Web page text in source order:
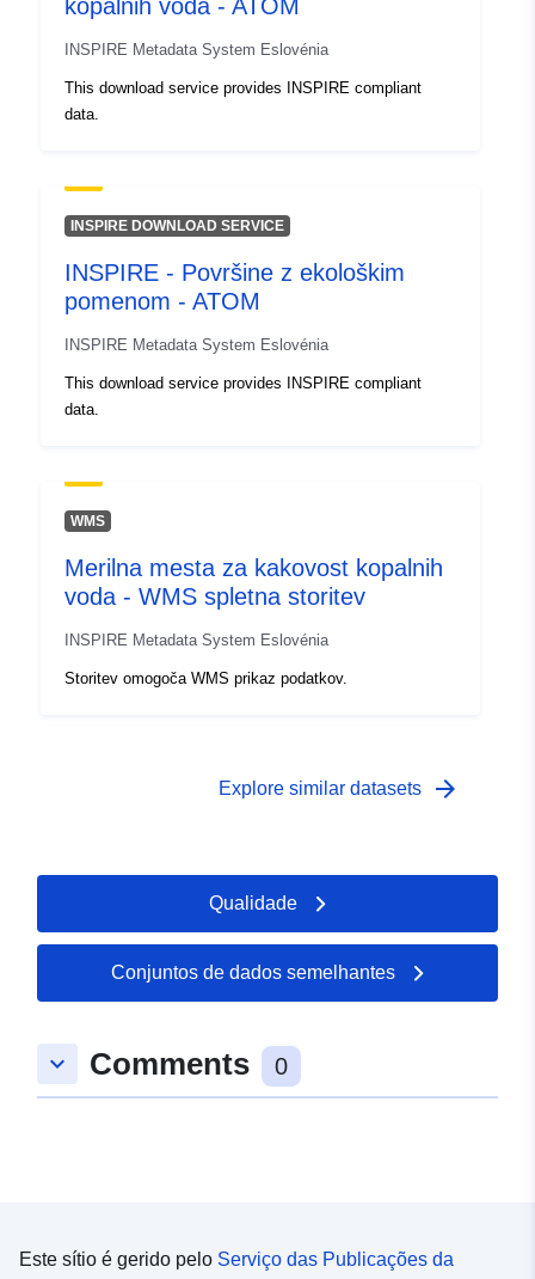
kopalnih voda - ATOM
INSPIRE Metadata System Eslovénia
This download service provides INSPIRE compliant
data.
INSPIRE DOWNLOAD SERVICE
INSPIRE - Površine z ekološkim
pomenom - ATOM
INSPIRE Metadata System Eslovénia
This download service provides INSPIRE compliant
data.
WMS
Merilna mesta za kakovost kopalnih
voda - WMS spletna storitev
INSPIRE Metadata System Eslovénia
Storitev omogoča WMS prikaz podatkov.
Explore similar datasets arrow_forward
Qualidade
Conjuntos de dados semelhantes
keyboard_arrow_down Comments 0
Este sítio é gerido pelo Serviço das Publicações da